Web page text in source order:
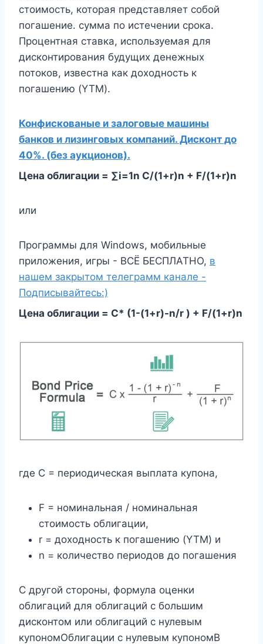
стоимость, которая представляет собой
погашение. сумма по истечении срока.
Процентная ставка, используемая для
дисконтирования будущих денежных
потоков, известна как доходность к
погашению (YTM).
Конфискованые и залоговые машины
банков и лизинговых компаний. Дисконт до
40%. (без аукционов).
Цена облигации = ∑i=1n C/(1+r)n + F/(1+r)n
или
Программы для Windows, мобильные
приложения, игры - ВСЁ БЕСПЛАТНО, в
нашем закрытом телеграмм канале -
Подписывайтесь:)
Цена облигации = C* (1-(1+r)-n/r ) + F/(1+r)n
где C = периодическая выплата купона,
F = номинальная / номинальная
стоимость облигации,
r = доходность к погашению (YTM) и
n = количество периодов до погашения
С другой стороны, формула оценки
облигаций для облигаций с большим
дисконтом или облигаций с нулевым
купономОблигации с нулевым купономВ